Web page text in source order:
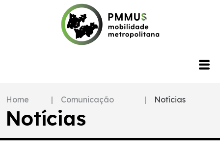
Home | Comunicação | Notícias
Notícias